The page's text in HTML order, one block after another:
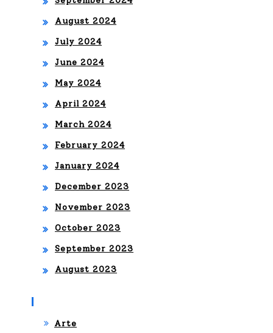
August 2024
July 2024
June 2024
May 2024
April 2024
March 2024
February 2024
January 2024
December 2023
November 2023
October 2023
September 2023
August 2023
Arte